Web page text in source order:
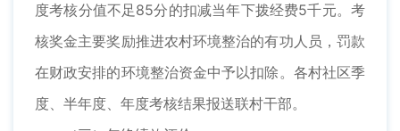
度考核分值不足85分的扣减当年下拨经费5千元。考
核奖金主要奖励推进农村环境整治的有功人员，罚款
在财政安排的环境整治资金中予以扣除。各村社区季
度、半年度、年度考核结果报送联村干部。